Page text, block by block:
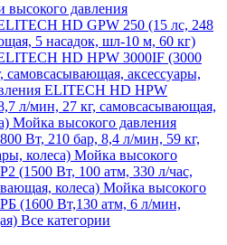
высокого давления
HD GPW 250 (15 лс, 248
5 насадок, шл-10 м, 60 кг)
HD HPW 3000IF (3000
самовсасывающая, аксессуары,
ELITECH HD HPW
л/мин, 27 кг, самовсасывающая,
Мойка высокого давления
Вт, 210 бар, 8,4 л/мин, 59 кг,
колеса) Мойка высокого
(1500 Вт, 100 атм, 330 л/час,
колеса) Мойка высокого
(1600 Вт,130 атм, 6 л/мин,
Все категории